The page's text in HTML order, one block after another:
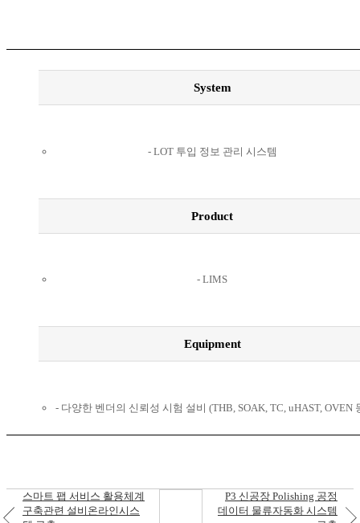
System
LOT 투입 정보 관리 시스템
Product
LIMS
Equipment
다양한 벤더의 신뢰성 시험 설비 (THB, SOAK, TC, uHAST, OVEN
스마트 팹 서비스 활용체계
구축관련 설비온라인시스
P3 신공장 Polishing 공정
데이터 물류자동화 시스템